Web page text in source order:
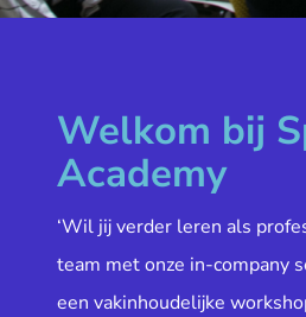
Welkom bij
Academy
‘Wil jij verder leren als
team met onze in-company
een vakinhoudelijke